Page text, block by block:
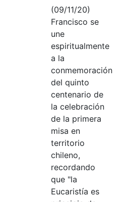
(09/11/20)
Francisco se
une
espiritualmente
a la
conmemoración
del quinto
centenario de
la celebración
de la primera
misa en
territorio
chileno,
recordando
que "la
Eucaristía es